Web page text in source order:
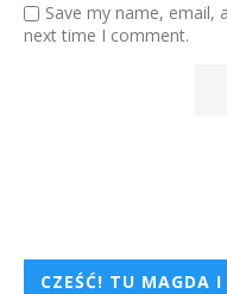
Save my name, email,
next time I comment.
CZEŚĆ! TU MAGDA I